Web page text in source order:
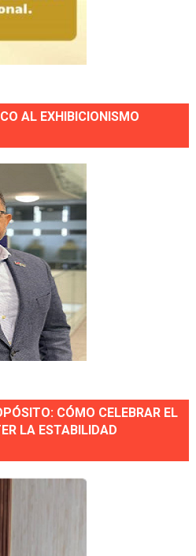
AL EXHIBICIONISMO
CÓMO CELEBRAR EL
LA ESTABILIDAD